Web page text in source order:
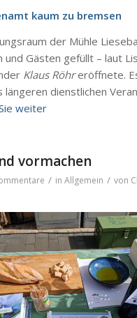
kaum zu brem­sen
der Müh­le
und Gäs­ten gefüllt – laut
Klaus Röhreröff­ne­te.
dienst­li­chen
wei­ter
vormachen
/ in Allgemein / von